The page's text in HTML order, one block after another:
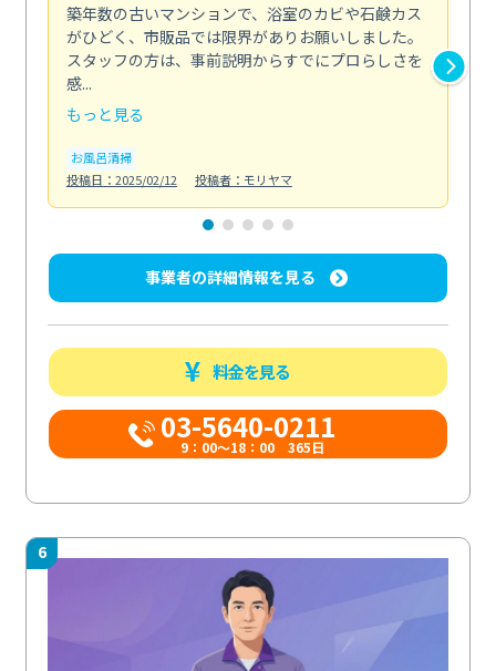
築年数の古いマンションで、浴室のカビや石鹸カス
がひどく、市販品では限界がありお願いしました。
スタッフの方は、事前説明からすでにプロらしさを
感...
もっと見る
お風呂清掃
投稿日：2025/02/12
投稿者：モリヤマ
事業者の詳細情報を見る
料金を見る
03-5640-0211
9：00～18：00 365日
6